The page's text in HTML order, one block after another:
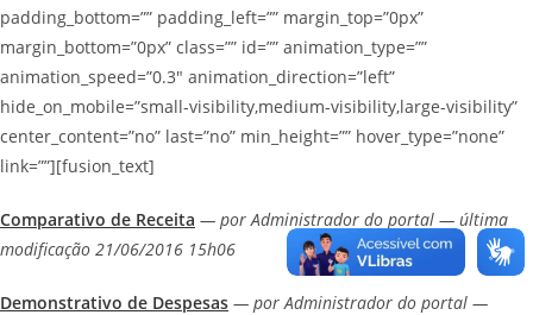
padding_bottom=”” padding_left=”” margin_top=”0px”
margin_bottom=”0px” class=”” id=”” animation_type=””
animation_speed=”0.3″ animation_direction=”left”
hide_on_mobile=”small-visibility,medium-visibility,large-visibility”
center_content=”no” last=”no” min_height=”” hover_type=”none”
link=””][fusion_text]
Comparativo de Receita — por Administrador do portal — última
modificação 21/06/2016 15h06
Demonstrativo de Despesas — por Administrador do portal —